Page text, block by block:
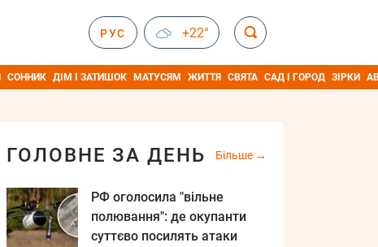
РУС +22°
СОННИК ДІМ І ЗАТИШОК МАТУСЯМ ЖИТТЯ СВЯТА САД І ГОРОД ЗІРКИ
ГОЛОВНЕ ЗА ДЕНЬ Більше
РФ оголосила "вільне
полювання": де окупанти
суттєво посилять атаки